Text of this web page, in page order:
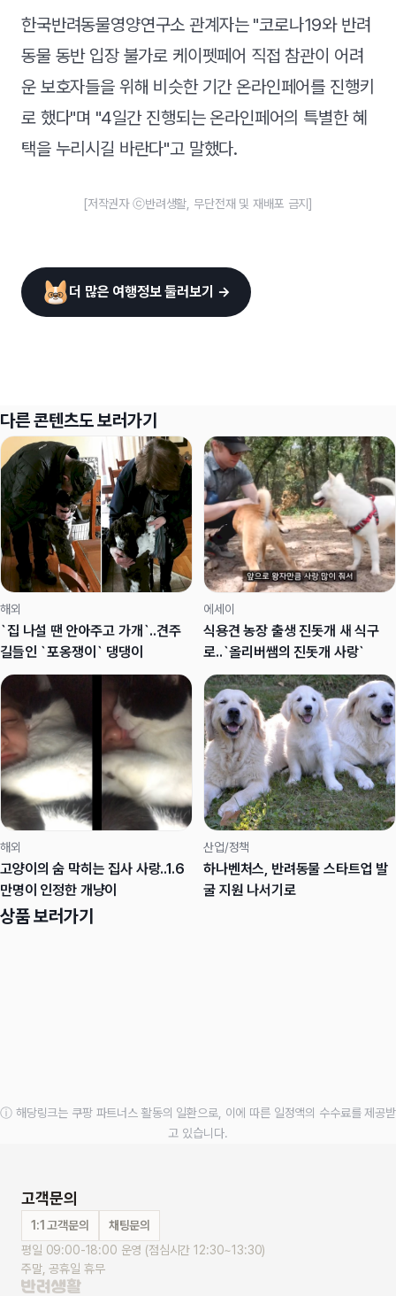
한국반려동물영양연구소 관계자는 "코로나19와 반려
동물 동반 입장 불가로 케이펫페어 직접 참관이 어려
운 보호자들을 위해 비슷한 기간 온라인페어를 진행키
로 했다"며 "4일간 진행되는 온라인페어의 특별한 혜
택을 누리시길 바란다"고 말했다.
[저작권자 ⓒ반려생활, 무단전재 및 재배포 금지]
더 많은 여행정보 둘러보기 →
다른 콘텐츠도 보러가기
해외
`집 나설 땐 안아주고 가개`..견주
길들인 `포옹쟁이` 댕댕이
에세이
식용견 농장 출생 진돗개 새 식구
로..`올리버쌤의 진돗개 사랑`
해외
고양이의 숨 막히는 집사 사랑..1.6
만명이 인정한 개냥이
산업/정책
하나벤처스, 반려동물 스타트업 발
굴 지원 나서기로
상품 보러가기
ⓘ 해당링크는 쿠팡 파트너스 활동의 일환으로, 이에 따른 일정액의 수수료를 제공받
고 있습니다.
고객문의
1:1 고객문의
채팅문의
평일 09:00-18:00 운영 (점심시간 12:30~13:30)
주말, 공휴일 휴무